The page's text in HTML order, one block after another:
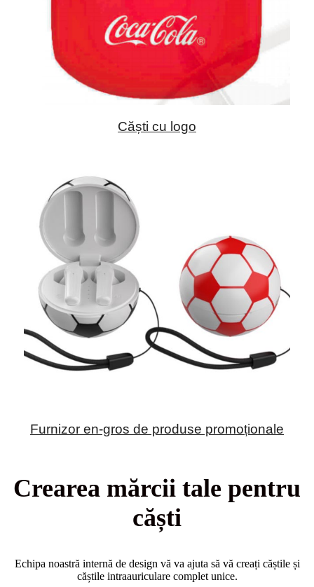
Căști cu logo
Furnizor en-gros de produse promoționale
Crearea mărcii tale pentru
căști
Echipa noastră internă de design vă va ajuta să vă creați căștile și
căștile intraauriculare complet unice.